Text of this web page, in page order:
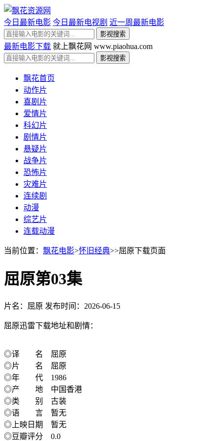
今日最新电影 今日最新电视剧 近一周最新电影
最新电影下载 就上飘花网 www.piaohua.com
飘花首页
动作片
喜剧片
爱情片
科幻片
剧情片
悬疑片
战争片
恐怖片
灾难片
连续剧
动漫
综艺片
连载动漫
当前位置： 飘花电影>怀旧经典>>屈原下载页面
屈原第03集
片名：屈原 发布时间：2026-06-15
屈原迅雷下载地址和剧情：
◎译 名 屈原
◎片 名 屈原
◎年 代 1986
◎产 地 中国香港
◎类 别 古装
◎语 言 暂无
◎上映日期 暂无
◎豆瓣评分 0.0